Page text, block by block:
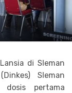
di Sleman
Sleman
dosis pertama